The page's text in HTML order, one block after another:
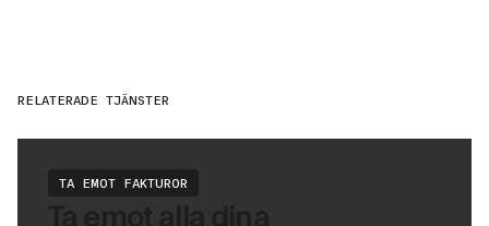
RELATERADE TJÄNSTER
TA EMOT FAKTUROR